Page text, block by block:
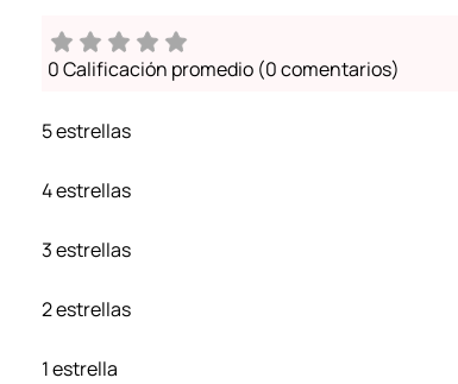
0 Calificación promedio (0 comentarios)
5 estrellas
4 estrellas
3 estrellas
2 estrellas
1 estrella